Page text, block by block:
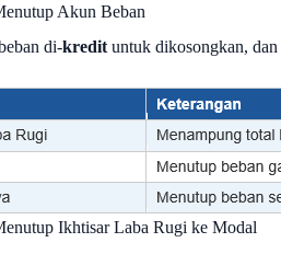
Akun Beban
di-kredituntuk dikosongkan, dan
Ikhtisar Laba Rugi ke Modal